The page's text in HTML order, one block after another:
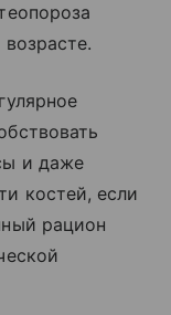
и даже
костей, если
рацион